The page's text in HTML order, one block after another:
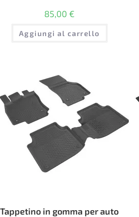
85,00 €
Aggiungi al carrello
Tappetino in gomma per auto